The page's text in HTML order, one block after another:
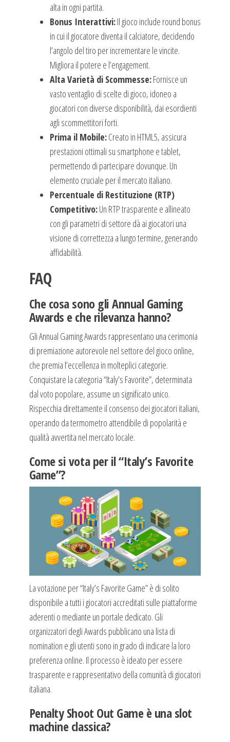
alta in ogni partita.
Bonus Interattivi:Il gioco include round bonus
in cui il giocatore diventa il calciatore, decidendo
l’angolo del tiro per incrementare le vincite.
Migliora il potere e l’engagement.
Alta Varietà di Scommesse:Fornisce un
vasto ventaglio di scelte di gioco, idoneo a
giocatori con diverse disponibilità, dai esordienti
agli scommettitori forti.
Prima il Mobile:Creato in HTML5, assicura
prestazioni ottimali su smartphone e tablet,
permettendo di partecipare dovunque. Un
elemento cruciale per il mercato italiano.
Percentuale di Restituzione (RTP)
Competitivo:Un RTP trasparente e allineato
con gli parametri di settore dà ai giocatori una
visione di correttezza a lungo termine, generando
affidabilità.
FAQ
Che cosa sono gli Annual Gaming
Awards e che rilevanza hanno?
Gli Annual Gaming Awards rappresentano una cerimonia
di premiazione autorevole nel settore del gioco online,
che premia l’eccellenza in molteplici categorie.
Conquistare la categoria “Italy’s Favorite”, determinata
dal voto popolare, assume un significato unico.
Rispecchia direttamente il consenso dei giocatori italiani,
operando da termometro attendibile di popolarità e
qualità avvertita nel mercato locale.
Come si vota per il “Italy’s Favorite
Game”?
La votazione per “Italy’s Favorite Game” è di solito
disponibile a tutti i giocatori accreditati sulle piattaforme
aderenti o mediante un portale dedicato. Gli
organizzatori degli Awards pubblicano una lista di
nomination e gli utenti sono in grado di indicare la loro
preferenza online. Il processo è ideato per essere
trasparente e rappresentativo della comunità di giocatori
italiana.
Penalty Shoot Out Game è una slot
machine classica?